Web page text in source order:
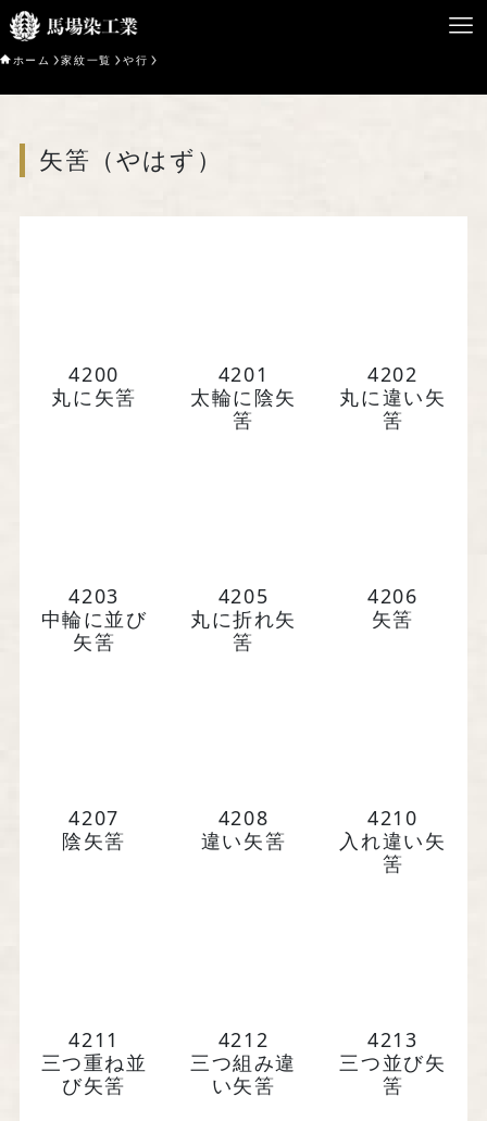
お問い合わせ
『京の黒染め屋』（BtoC）サイトへ
ホーム 家紋一覧 や行
矢筈（やはず）
4200
丸に矢筈
4201
太輪に陰矢
筈
4202
丸に違い矢
筈
4203
中輪に並び
矢筈
4205
丸に折れ矢
筈
4206
矢筈
4207
陰矢筈
4208
違い矢筈
4210
入れ違い矢
筈
4211
三つ重ね並
び矢筈
4212
三つ組み違
い矢筈
4213
三つ並び矢
筈